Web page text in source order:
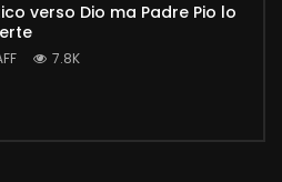
verso Dio ma Padre Pio lo
7.8K